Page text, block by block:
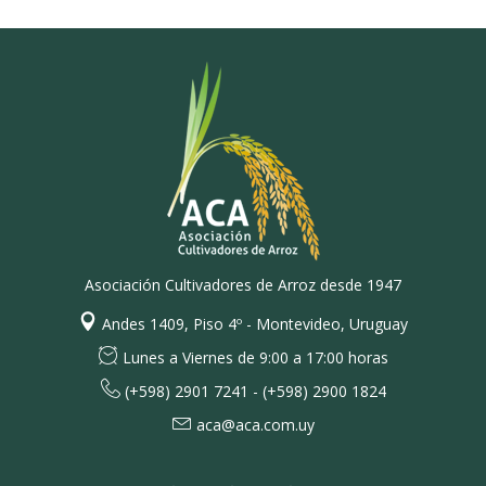
Asociación Cultivadores de Arroz desde 1947
Andes 1409, Piso 4º - Montevideo, Uruguay
Lunes a Viernes de 9:00 a 17:00 horas
(+598) 2901 7241 - (+598) 2900 1824
aca@aca.com.uy